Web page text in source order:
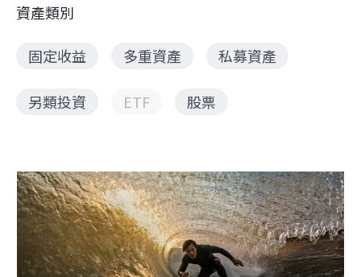
資產類別
固定收益 多重資產 私募資產
另類投資 ETF 股票